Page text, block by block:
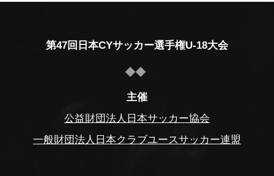
第47回日本CYサッカー選手権U-18大会
主催
公益財団法人日本サッカー協会
一般財団法人日本クラブユースサッカー連盟